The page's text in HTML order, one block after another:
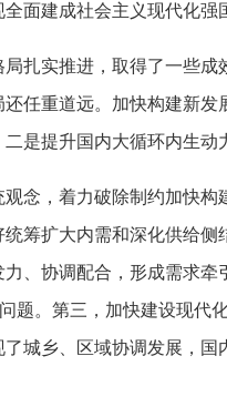
面建成社会主义现代化强
实推进，取得了一些成
任重道远。加快构建新
是提升国内大循环内生
，着力破除制约加快构
筹扩大内需和深化供给
、协调配合，形成需求
题。第三，加快建设现
城乡、区域协调发展，